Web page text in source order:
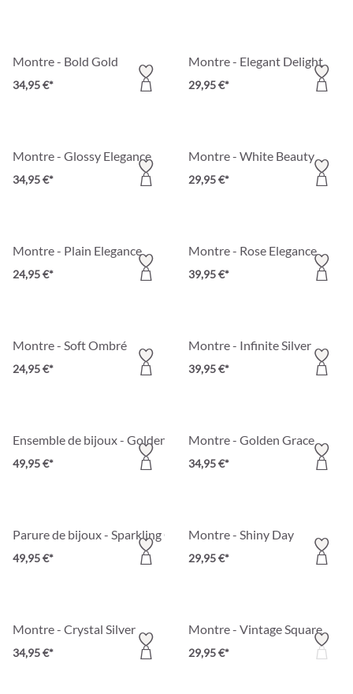
Montre - Bold Gold
34,95 €*
Montre - Elegant Delight
29,95 €*
Montre - Glossy Elegance
34,95 €*
Montre - White Beauty
29,95 €*
Montre - Plain Elegance
24,95 €*
Montre - Rose Elegance
39,95 €*
Montre - Soft Ombré
24,95 €*
Montre - Infinite Silver
39,95 €*
Ensemble de bijoux - Golden Classic
49,95 €*
Montre - Golden Grace
34,95 €*
Parure de bijoux - Sparkling Gold
49,95 €*
Montre - Shiny Day
29,95 €*
Montre - Crystal Silver
34,95 €*
Montre - Vintage Square
29,95 €*